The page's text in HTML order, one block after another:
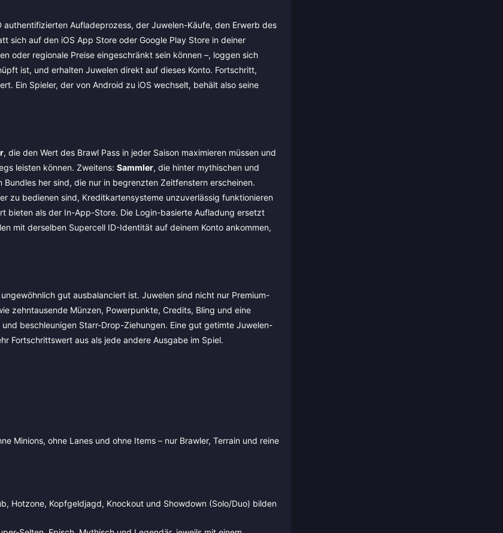
Aufladeprozess, der Juwelen-Käufe, den Erwerb des
sich auf den iOS App Store oder Google Play Store in deiner
oder regionale Preise eingeschränkt sein können –, loggen sich
ist, und erhalten Juwelen direkt auf dieses Konto. Fortschritt,
Ein Spieler, der von Android zu iOS wechselt, behält also seine
, die den Wert des Brawl Pass in jeder Saison maximieren müssen und
leisten können. Zweitens: Sammler, die hinter mythischen und
her sind, die nur in begrenzten Zeitfenstern erscheinen.
zu bedienen sind, Kreditkartensysteme unzuverlässig funktionieren
bieten als der In-App-Store. Die Login-basierte Aufladung ersetzt
mit derselben Supercell ID-Identität auf deinem Konto ankommen,
gut ausbalanciert ist. Juwelen sind nicht nur Premium-
zehntausende Münzen, Powerpunkte, Credits, Bling und eine
beschleunigen Starr-Drop-Ziehungen. Eine gut getimte Juwelen-
Fortschrittswert aus als jede andere Ausgabe im Spiel.
Minions, ohne Lanes und ohne Items – nur Brawler, Terrain und reine
Hotzone, Kopfgeldjagd, Knockout und Showdown (Solo/Duo) bilden